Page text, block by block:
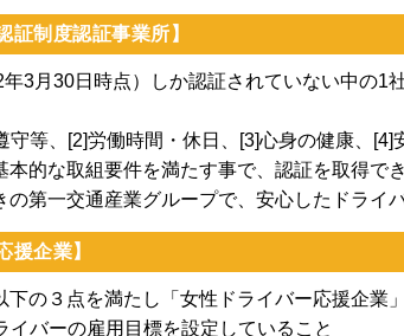
証制度認証事業所】
3月30日時点）しか認証されていない中の1
守等、[2]労働時間・休日、[3]心身の健康、
本的な取組要件を満たす事で、認証を取得で
第一交通産業グループで、安心したドライ
援企業】
の３点を満たし「女性ドライバー応援企業